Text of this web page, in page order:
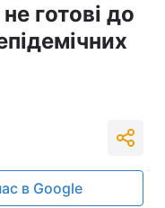
готові до
в Google